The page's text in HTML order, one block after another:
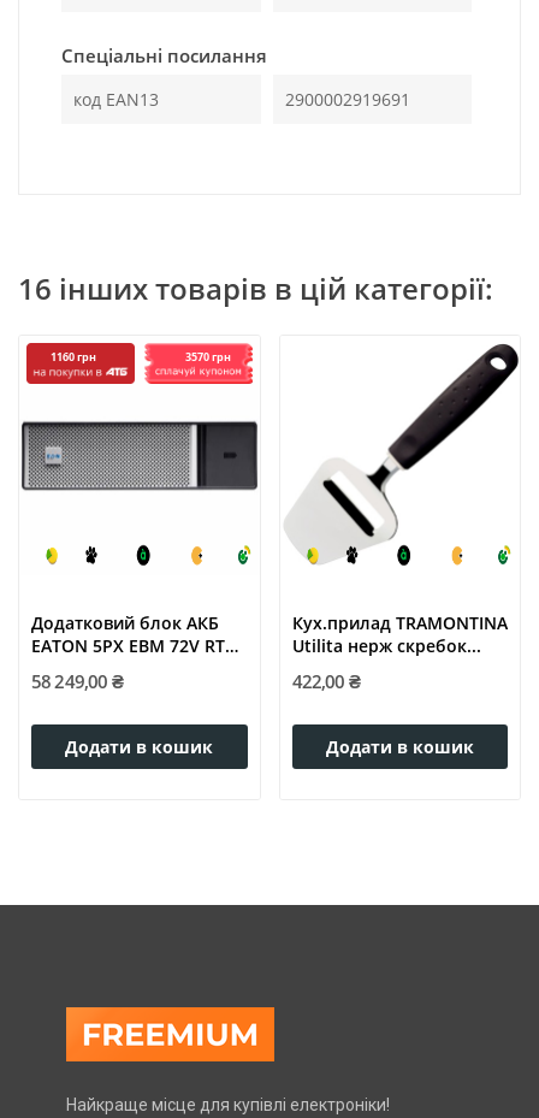
Спеціальні посилання
код EAN13 2900002919691
16 інших товарів в цій категорії:
1160 грн 3570 грн
Додатковий блок АКБ
EATON 5PX EBM 72V RT3U
58 249,00 ₴
Додати в кошик
Кух.прилад TRAMONTINA
Utilita нерж скребок...
422,00 ₴
Додати в кошик
Найкраще місце для купівлі електроніки!